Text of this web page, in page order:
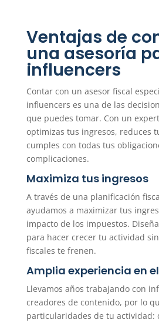
Ventajas de
una asesoría
influencers
Contar con un asesor fiscal
influencers es una de las
que puedes tomar. Con un
optimizas tus ingresos, reduces
cumples con todas tus
complicaciones.
Maximiza tus ingresos
A través de una planificación
ayudamos a maximizar tus
impacto de los impuestos.
para hacer crecer tu actividad
fiscales te frenen.
Amplia experiencia en
Llevamos años trabajando con
creadores de contenido, por lo
particularidades de tu actividad: